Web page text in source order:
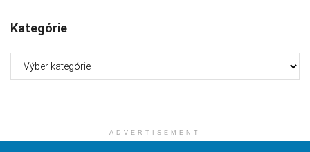
Kategórie
ADVERTISEMENT